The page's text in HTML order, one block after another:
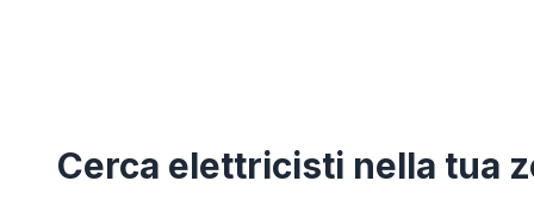
Cerca elettricisti nella tua